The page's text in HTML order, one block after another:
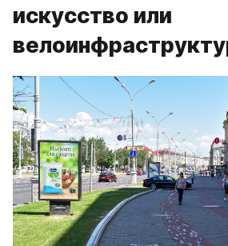
искусство или